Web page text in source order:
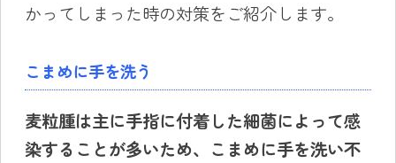
かってしまった時の対策をご紹介します。
こまめに手を洗う
麦粒腫は主に手指に付着した細菌によって感
染することが多いため、こまめに手を洗い不